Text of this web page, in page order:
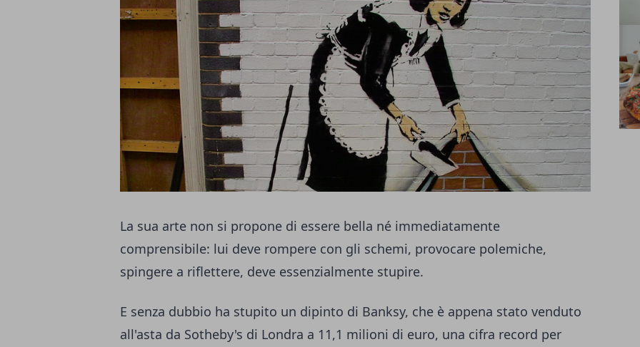
La sua arte non si propone di essere bella né immediatamente
comprensibile: lui deve rompere con gli schemi, provocare polemiche,
spingere a riflettere, deve essenzialmente stupire.
E senza dubbio ha stupito un dipinto di Banksy, che è appena stato venduto
all'asta da Sotheby's di Londra a 11,1 milioni di euro, una cifra record per